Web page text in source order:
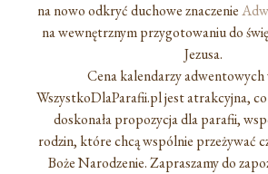
na nowo odkryć duchowe znaczenie
na wewnętrznym przygotowaniu do
Jezusa.
Cena kalendarzy adwentowych
WszystkoDlaParafii.pl jest atrakcyjna,
doskonała propozycja dla parafii,
rodzin, które chcą wspólnie przeżywać
Boże Narodzenie. Zapraszamy do